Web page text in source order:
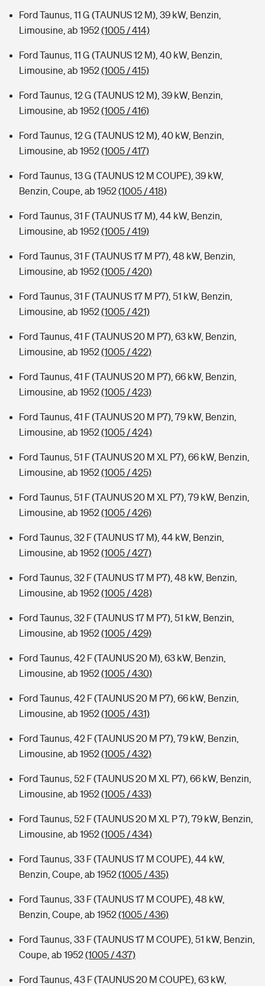
Ford Taunus, 11 G (TAUNUS 12 M), 39 kW, Benzin,
Limousine, ab 1952(1005 / 414)
Ford Taunus, 11 G (TAUNUS 12 M), 40 kW, Benzin,
Limousine, ab 1952(1005 / 415)
Ford Taunus, 12 G (TAUNUS 12 M), 39 kW, Benzin,
Limousine, ab 1952(1005 / 416)
Ford Taunus, 12 G (TAUNUS 12 M), 40 kW, Benzin,
Limousine, ab 1952(1005 / 417)
Ford Taunus, 13 G (TAUNUS 12 M COUPE), 39 kW,
Benzin, Coupe, ab 1952(1005 / 418)
Ford Taunus, 31 F (TAUNUS 17 M), 44 kW, Benzin,
Limousine, ab 1952(1005 / 419)
Ford Taunus, 31 F (TAUNUS 17 M P7), 48 kW, Benzin,
Limousine, ab 1952(1005 / 420)
Ford Taunus, 31 F (TAUNUS 17 M P7), 51 kW, Benzin,
Limousine, ab 1952(1005 / 421)
Ford Taunus, 41 F (TAUNUS 20 M P7), 63 kW, Benzin,
Limousine, ab 1952(1005 / 422)
Ford Taunus, 41 F (TAUNUS 20 M P7), 66 kW, Benzin,
Limousine, ab 1952(1005 / 423)
Ford Taunus, 41 F (TAUNUS 20 M P7), 79 kW, Benzin,
Limousine, ab 1952(1005 / 424)
Ford Taunus, 51 F (TAUNUS 20 M XL P7), 66 kW, Benzin,
Limousine, ab 1952(1005 / 425)
Ford Taunus, 51 F (TAUNUS 20 M XL P7), 79 kW, Benzin,
Limousine, ab 1952(1005 / 426)
Ford Taunus, 32 F (TAUNUS 17 M), 44 kW, Benzin,
Limousine, ab 1952(1005 / 427)
Ford Taunus, 32 F (TAUNUS 17 M P7), 48 kW, Benzin,
Limousine, ab 1952(1005 / 428)
Ford Taunus, 32 F (TAUNUS 17 M P7), 51 kW, Benzin,
Limousine, ab 1952(1005 / 429)
Ford Taunus, 42 F (TAUNUS 20 M), 63 kW, Benzin,
Limousine, ab 1952(1005 / 430)
Ford Taunus, 42 F (TAUNUS 20 M P7), 66 kW, Benzin,
Limousine, ab 1952(1005 / 431)
Ford Taunus, 42 F (TAUNUS 20 M P7), 79 kW, Benzin,
Limousine, ab 1952(1005 / 432)
Ford Taunus, 52 F (TAUNUS 20 M XL P7), 66 kW, Benzin,
Limousine, ab 1952(1005 / 433)
Ford Taunus, 52 F (TAUNUS 20 M XL P 7), 79 kW, Benzin,
Limousine, ab 1952(1005 / 434)
Ford Taunus, 33 F (TAUNUS 17 M COUPE), 44 kW,
Benzin, Coupe, ab 1952(1005 / 435)
Ford Taunus, 33 F (TAUNUS 17 M COUPE), 48 kW,
Benzin, Coupe, ab 1952(1005 / 436)
Ford Taunus, 33 F (TAUNUS 17 M COUPE), 51 kW, Benzin,
Coupe, ab 1952(1005 / 437)
Ford Taunus, 43 F (TAUNUS 20 M COUPE), 63 kW,